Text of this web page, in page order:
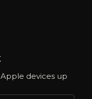
devices up